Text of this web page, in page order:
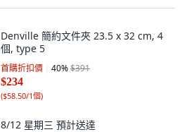
Denville 簡約文件夾 23.5 x 32 cm, 4
個, type 5
首購折扣價 40%$391
$234
($58.50/1個)
8/12 星期三 預計送達